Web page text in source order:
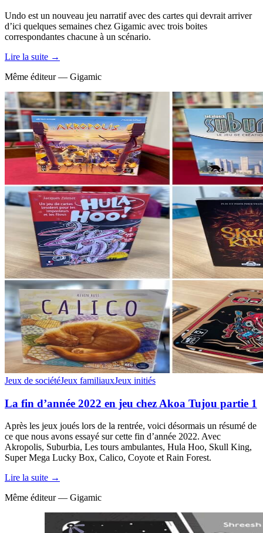
Undo est un nouveau jeu narratif avec des cartes qui devrait arriver
d’ici quelques semaines chez Gigamic avec trois boites
correspondantes chacune à un scénario.
Lire la suite →
Même éditeur — Gigamic
Jeux de sociétéJeux familiauxJeux initiés
La fin d’année 2022 en jeu chez Akoa Tujou partie 1
Après les jeux joués lors de la rentrée, voici désormais un résumé de
ce que nous avons essayé sur cette fin d’année 2022. Avec
Akropolis, Suburbia, Les tours ambulantes, Hula Hoo, Skull King,
Super Mega Lucky Box, Calico, Coyote et Rain Forest.
Lire la suite →
Même éditeur — Gigamic